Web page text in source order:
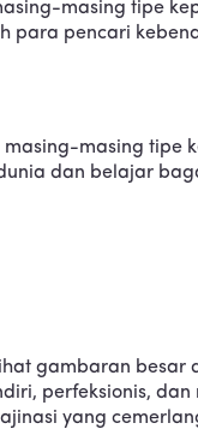
masing tipe
pencari
masing
dan belajar
gambaran
perfeksionis,
yang